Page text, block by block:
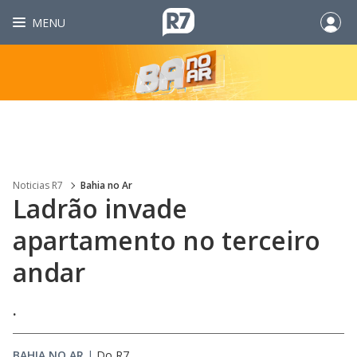
MENU
Noticias R7 Bahia no Ar
Ladrão invade
apartamento no terceiro
andar
.